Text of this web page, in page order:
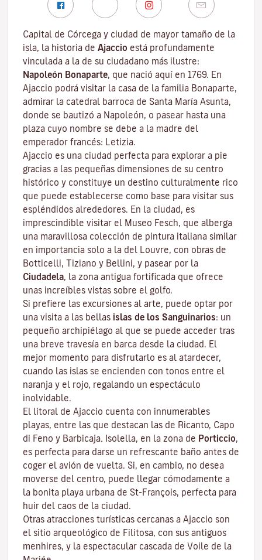
Capital de Córcega y ciudad de mayor tamaño de la
isla, la historia de Ajaccio está profundamente
vinculada a la de su ciudadano más ilustre:
Napoleón Bonaparte, que nació aquí en 1769. En
Ajaccio podrá visitar la casa de la familia Bonaparte,
admirar la catedral barroca de Santa María Asunta,
donde se bautizó a Napoleón, o pasear hasta una
plaza cuyo nombre se debe a la madre del
emperador francés: Letizia.
Ajaccio es una ciudad perfecta para explorar a pie
gracias a las pequeñas dimensiones de su centro
histórico y constituye un destino culturalmente rico
que puede establecerse como base para visitar sus
espléndidos alrededores. En la ciudad, es
imprescindible visitar el Museo Fesch, que alberga
una maravillosa colección de pintura italiana similar
en importancia solo a la del Louvre, con obras de
Botticelli, Tiziano y Bellini, y pasear por la
Ciudadela, la zona antigua fortificada que ofrece
unas increíbles vistas sobre el golfo.
Si prefiere las excursiones al arte, puede optar por
una visita a las bellas islas de los Sanguinarios: un
pequeño archipiélago al que se puede acceder tras
una breve travesía en barca desde la ciudad. El
mejor momento para disfrutarlo es al atardecer,
cuando las islas se encienden con tonos entre el
naranja y el rojo, regalando un espectáculo
inolvidable.
El litoral de Ajaccio cuenta con innumerables
playas, entre las que destacan las de Ricanto, Capo
di Feno y Barbicaja. Isolella, en la zona de Porticcio,
es perfecta para darse un refrescante baño antes de
coger el avión de vuelta. Si, en cambio, no desea
moverse del centro, puede llegar cómodamente a
la bonita playa urbana de St-François, perfecta para
huir del caos de la ciudad.
Otras atracciones turísticas cercanas a Ajaccio son
el sitio arqueológico de Filitosa, con sus antiguos
menhires, y la espectacular cascada de Voile de la